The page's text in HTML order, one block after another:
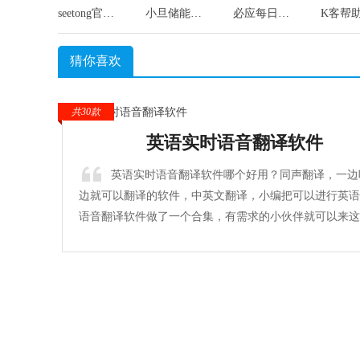
seetong官方最新版 小旦储能无广告版 必应每日壁纸官方正版
猜你喜欢
共30款
英语实时语音翻译软件
英语实时语音翻译软件哪个好用？同声翻译，一
边就可以翻译的软件，中英文翻译，小编把可以进行英
语音翻译软件做了一个合集，有需求的小伙伴就可以来